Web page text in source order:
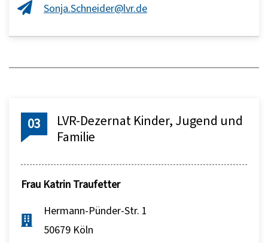
Sonja.Schneider@lvr.de
03
LVR-Dezernat Kinder, Jugend und
Familie
Frau Katrin Traufetter
Hermann-Pünder-Str. 1
50679 Köln